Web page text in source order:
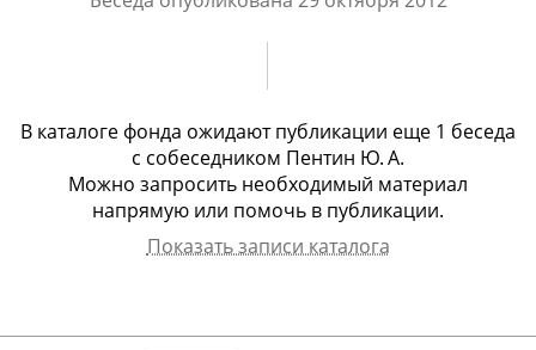
В каталоге фонда ожидают публикации еще 1 беcеда
с собеседником Пентин Ю. А.
Можно запросить необходимый материал
напрямую или помочь в публикации.
Показать записи каталога